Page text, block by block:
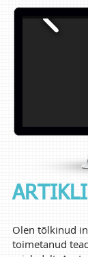
Olen tõlkinud
toimetanud